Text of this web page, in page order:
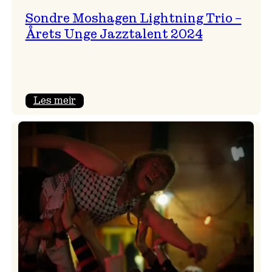
Sondre Moshagen Lightning Trio –
Årets Unge Jazztalent 2024
Les meir:
Lightning
Trio
–
Årets
Unge
Jazztalent
2024